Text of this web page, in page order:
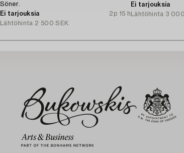
Söner.
Ei tarjouksia
2p 15 h
Lähtöhinta 2 500 SEK
Ei tarjouksia
Lähtöhinta 3